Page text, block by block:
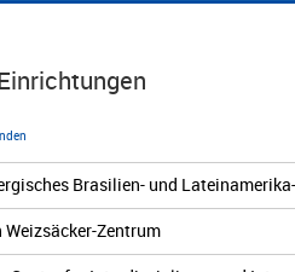
Brasilien- und
Zentrum